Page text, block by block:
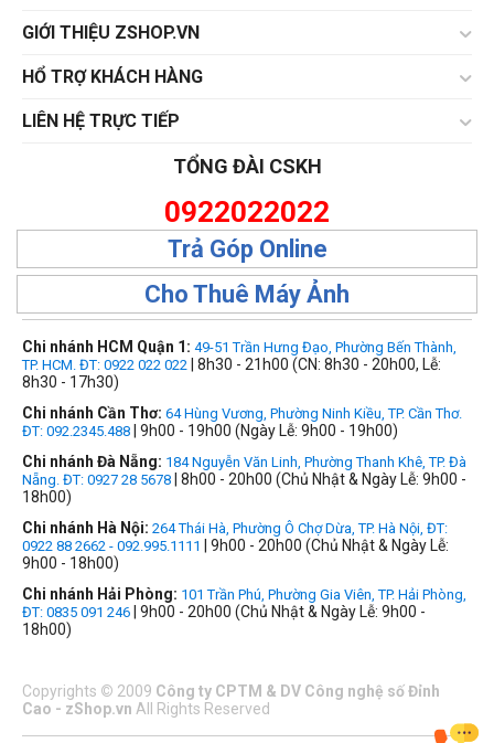
GIỚI THIỆU ZSHOP.VN
HỔ TRỢ KHÁCH HÀNG
LIÊN HỆ TRỰC TIẾP
TỔNG ĐÀI CSKH
0922022022
Trả Góp Online
Cho Thuê Máy Ảnh
Chi nhánh HCM Quận 1: 49-51 Trần Hưng Đạo, Phường Bến Thành,
TP. HCM. ĐT: 0922 022 022 | 8h30 - 21h00 (CN: 8h30 - 20h00, Lễ:
8h30 - 17h30)
Chi nhánh Cần Thơ: 64 Hùng Vương, Phường Ninh Kiều, TP. Cần Thơ.
ĐT: 092.2345.488 | 9h00 - 19h00 (Ngày Lễ: 9h00 - 19h00)
Chi nhánh Đà Nẵng: 184 Nguyễn Văn Linh, Phường Thanh Khê, TP. Đà
Nẵng. ĐT: 0927 28 5678 | 8h00 - 20h00 (Chủ Nhật & Ngày Lễ: 9h00 -
18h00)
Chi nhánh Hà Nội: 264 Thái Hà, Phường Ô Chợ Dừa, TP. Hà Nội, ĐT:
0922 88 2662 - 092.995.1111
| 9h00 - 20h00 (Chủ Nhật & Ngày Lễ:
9h00 - 18h00)
Chi nhánh Hải Phòng: 101 Trần Phú, Phường Gia Viên, TP. Hải Phòng,
ĐT: 0835 091 246 | 9h00 - 20h00 (Chủ Nhật & Ngày Lễ: 9h00 -
18h00)
Copyrights © 2009 Công ty CPTM & DV Công nghệ số Đỉnh
Cao - zShop.vn All Rights Reserved